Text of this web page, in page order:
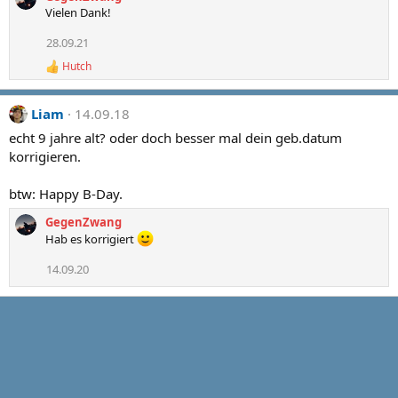
a
n
s
:
Vielen Dank!
28.09.21
R
e
a
c
i
o
:
Hutch
Liam
14.09.18
echt 9 jahre alt? oder doch besser mal dein geb.datum
korrigieren.
btw: Happy B-Day.
GegenZwang
Hab es korrigiert
14.09.20